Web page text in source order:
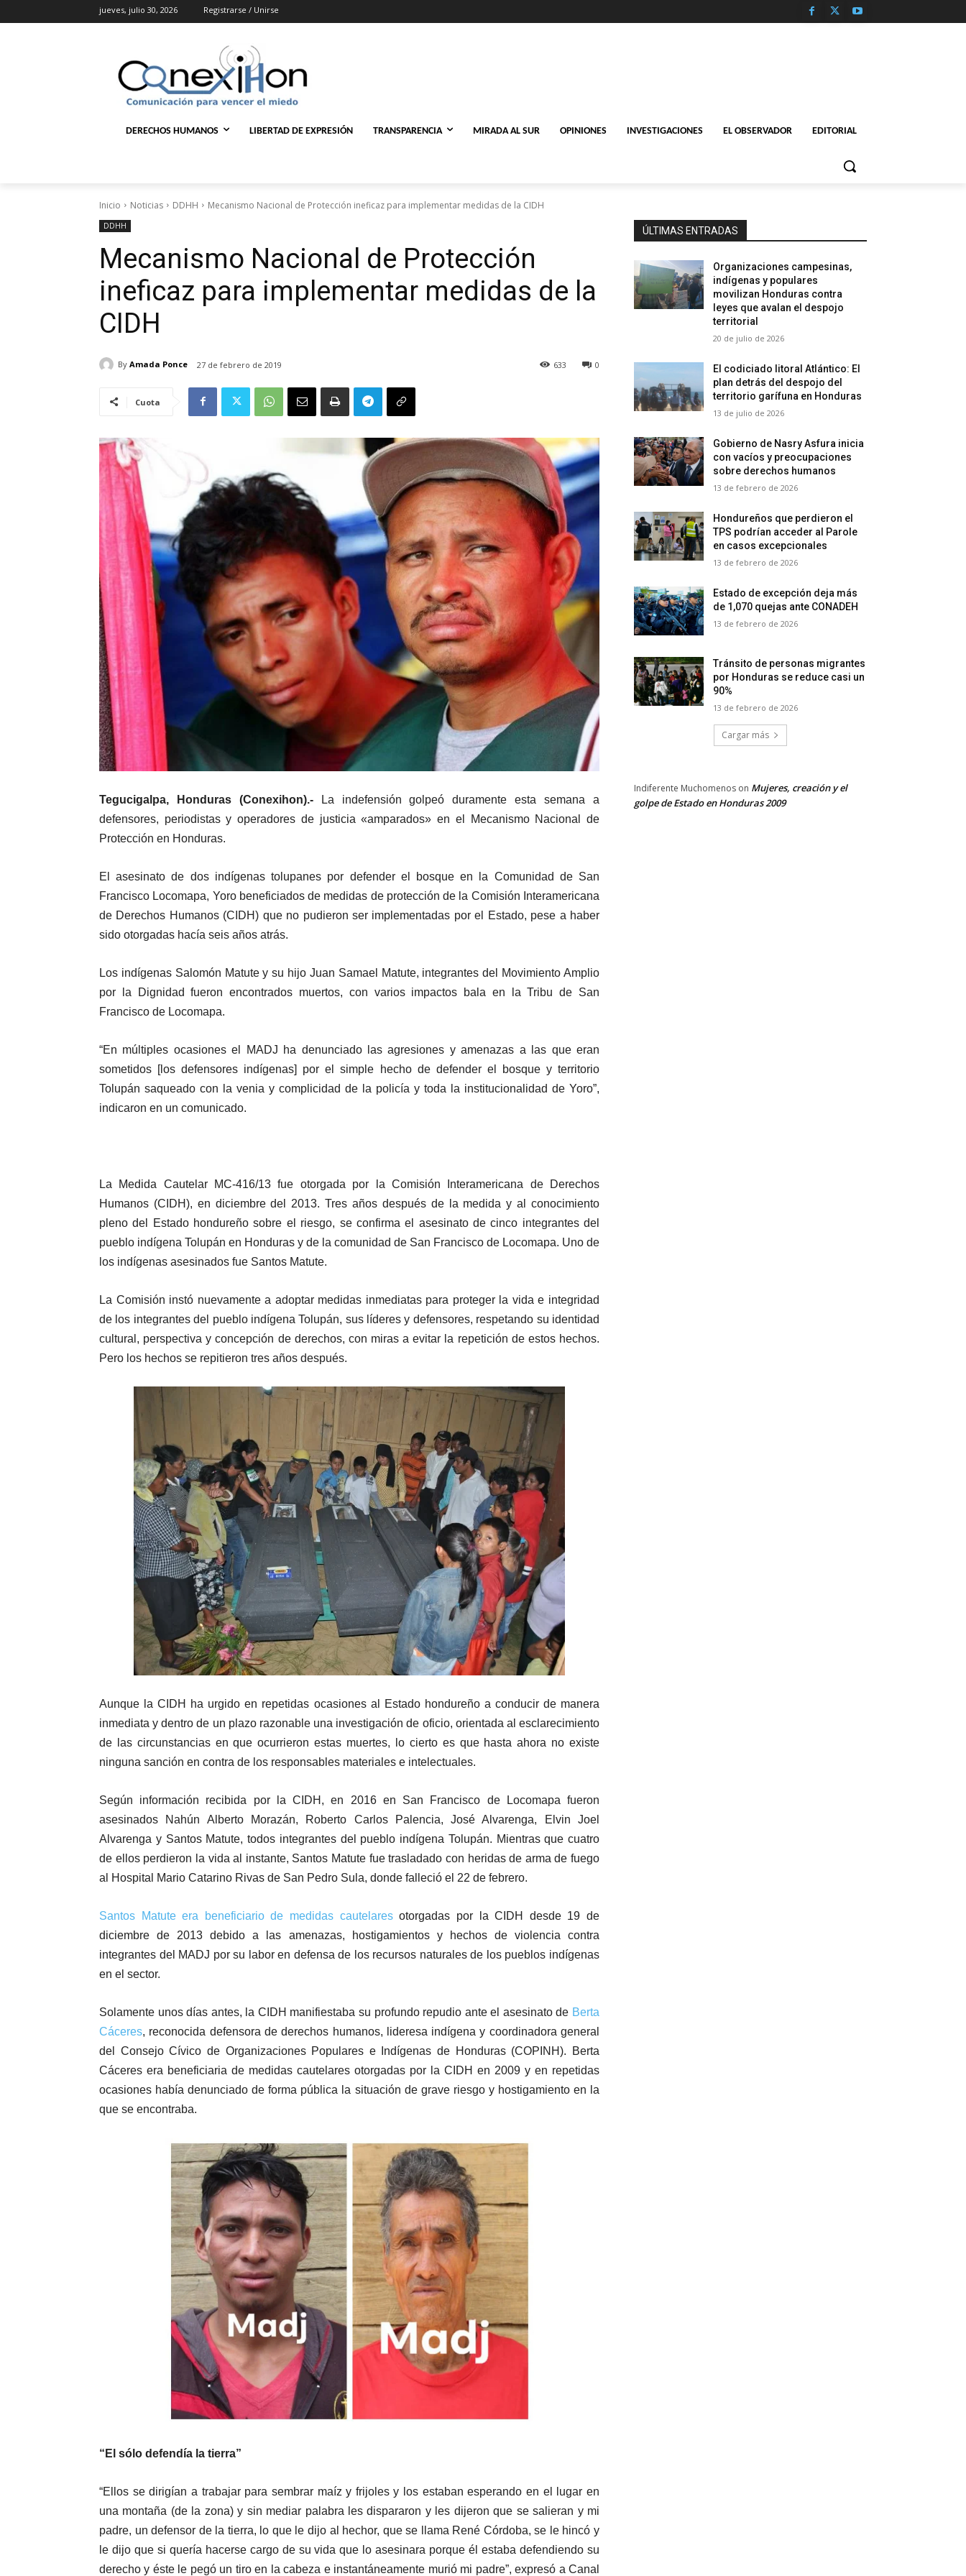
jueves, julio 30, 2026 Registrarse / Unirse
DERECHOS HUMANOS LIBERTAD DE EXPRESIÓN TRANSPARENCIA MIRADA AL SUR OPINIONES INVESTIGACIONES EL OBSERVADOR EDITORIAL
Inicio Noticias DDHH Mecanismo Nacional de Protección ineficaz para implementar medidas de la CIDH
DDHH
Mecanismo Nacional de Protección
ineficaz para implementar medidas de la
CIDH
By Amada Ponce 27 de febrero de 2019 0
633
Cuota
Tegucigalpa, Honduras (Conexihon).-La indefensión golpeó duramente esta semana a
defensores, periodistas y operadores de justicia «amparados» en el Mecanismo Nacional de
Protección en Honduras.
El asesinato de dos indígenas tolupanes por defender el bosque en la Comunidad de San
Francisco Locomapa, Yoro beneficiados de medidas de protección de la Comisión Interamericana
de Derechos Humanos (CIDH) que no pudieron ser implementadas por el Estado, pese a haber
sido otorgadas hacía seis años atrás.
Los indígenas Salomón Matute y su hijo Juan Samael Matute, integrantes del Movimiento Amplio
por la Dignidad fueron encontrados muertos, con varios impactos bala en la Tribu de San
Francisco de Locomapa.
“En múltiples ocasiones el MADJ ha denunciado las agresiones y amenazas a las que eran
sometidos [los defensores indígenas] por el simple hecho de defender el bosque y territorio
Tolupán saqueado con la venia y complicidad de la policía y toda la institucionalidad de Yoro”,
indicaron en un comunicado.
La Medida Cautelar MC-416/13 fue otorgada por la Comisión Interamericana de Derechos
Humanos (CIDH), en diciembre del 2013. Tres años después de la medida y al conocimiento
pleno del Estado hondureño sobre el riesgo, se confirma el asesinato de cinco integrantes del
pueblo indígena Tolupán en Honduras y de la comunidad de San Francisco de Locomapa. Uno de
los indígenas asesinados fue Santos Matute.
La Comisión instó nuevamente a adoptar medidas inmediatas para proteger la vida e integridad
de los integrantes del pueblo indígena Tolupán, sus líderes y defensores, respetando su identidad
cultural, perspectiva y concepción de derechos, con miras a evitar la repetición de estos hechos.
Pero los hechos se repitieron tres años después.
Aunque la CIDH ha urgido en repetidas ocasiones al Estado hondureño a conducir de manera
inmediata y dentro de un plazo razonable una investigación de oficio, orientada al esclarecimiento
de las circunstancias en que ocurrieron estas muertes, lo cierto es que hasta ahora no existe
ninguna sanción en contra de los responsables materiales e intelectuales.
Según información recibida por la CIDH, en 2016 en San Francisco de Locomapa fueron
asesinados Nahún Alberto Morazán, Roberto Carlos Palencia, José Alvarenga, Elvin Joel
Alvarenga y Santos Matute, todos integrantes del pueblo indígena Tolupán. Mientras que cuatro
de ellos perdieron la vida al instante, Santos Matute fue trasladado con heridas de arma de fuego
al Hospital Mario Catarino Rivas de San Pedro Sula, donde falleció el 22 de febrero.
Santos Matute era beneficiario de medidas cautelaresotorgadas por la CIDH desde 19 de
diciembre de 2013 debido a las amenazas, hostigamientos y hechos de violencia contra
integrantes del MADJ por su labor en defensa de los recursos naturales de los pueblos indígenas
en el sector.
Solamente unos días antes, la CIDH manifiestaba su profundo repudio ante el asesinato de Berta
Cáceres, reconocida defensora de derechos humanos, lideresa indígena y coordinadora general
del Consejo Cívico de Organizaciones Populares e Indígenas de Honduras (COPINH). Berta
Cáceres era beneficiaria de medidas cautelares otorgadas por la CIDH en 2009 y en repetidas
ocasiones había denunciado de forma pública la situación de grave riesgo y hostigamiento en la
que se encontraba.
“El sólo defendía la tierra”
“Ellos se dirigían a trabajar para sembrar maíz y frijoles y los estaban esperando en el lugar en
una montaña (de la zona) y sin mediar palabra les dispararon y les dijeron que se salieran y mi
padre, un defensor de la tierra, lo que le dijo al hechor, que se llama René Córdoba, se le hincó y
le dijo que si quería hacerse cargo de su vida que lo asesinara porque él estaba defendiendo su
derecho y éste le pegó un tiro en la cabeza e instantáneamente murió mi padre”, expresó a Canal
ÚLTIMAS ENTRADAS
Organizaciones campesinas,
indígenas y populares
movilizan Honduras contra
leyes que avalan el despojo
territorial
20 de julio de 2026
El codiciado litoral Atlántico: El
plan detrás del despojo del
territorio garífuna en Honduras
13 de julio de 2026
Gobierno de Nasry Asfura inicia
con vacíos y preocupaciones
sobre derechos humanos
13 de febrero de 2026
Hondureños que perdieron el
TPS podrían acceder al Parole
en casos excepcionales
13 de febrero de 2026
Estado de excepción deja más
de 1,070 quejas ante CONADEH
13 de febrero de 2026
Tránsito de personas migrantes
por Honduras se reduce casi un
90%
13 de febrero de 2026
Cargar más
Indiferente Muchomenos on Mujeres, creación y el
golpe de Estado en Honduras 2009